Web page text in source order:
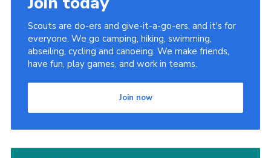
Scouts are do-ers and give-it-a-go-ers, and it's for
everyone. We go camping, hiking, swimming,
abseiling, cycling and canoeing. We make friends,
have fun, play games, and work in teams.
Join now